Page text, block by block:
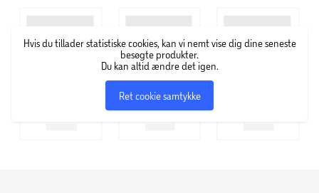
Kameraet har indbygget genopladeligt batteri med USB-
ladekabel. Fra 8 år.
Hvis du tillader statistiske cookies, kan vi nemt vise dig dine seneste
besøgte produkter.
Du kan altid ændre det igen.
Ret cookie samtykke